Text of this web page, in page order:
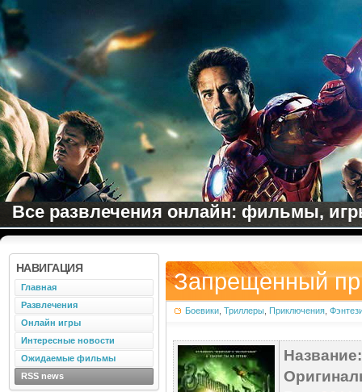
Все развлечения онлайн: фильмы,
Запрещенный
Боевики Триллеры Приключения
Название:
НАВИГАЦИЯ
Главная
Развлечения
Онлайн игры
Интересные новости
Ожидаемые фильмы
RSS news